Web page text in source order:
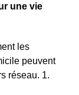
une vie
les
peuvent
réseau. 1.